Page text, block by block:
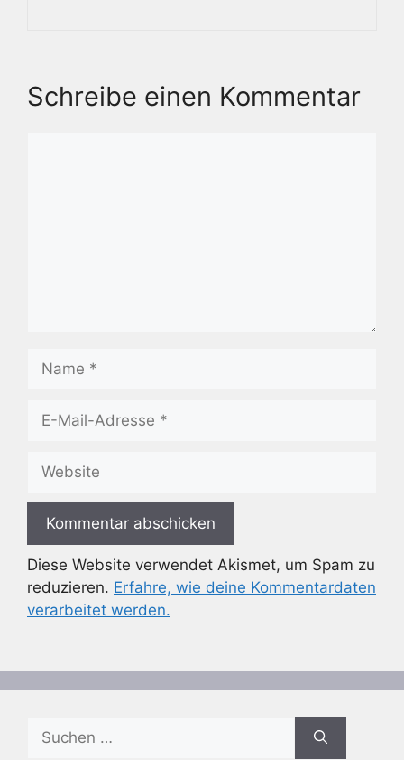
Schreibe einen Kommentar
Mail-
Diese Website verwendet Akismet, um Spam zu
reduzieren. Erfahre, wie deine Kommentardaten
verarbeitet werden.
Suchen
nach: